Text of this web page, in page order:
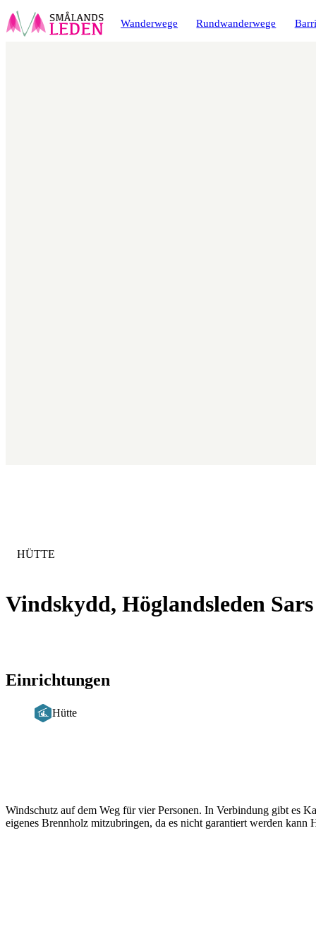
Wanderwege Rundwanderwege
Vindskydd, Höglandsleden Sars
KATEGORIE
HÜTTE
Einrichtungen
Hütte
Windschutz auf dem Weg für vier Personen. In Verbindung gibt es
eigenes Brennholz mitzubringen, da es nicht garantiert werden kann